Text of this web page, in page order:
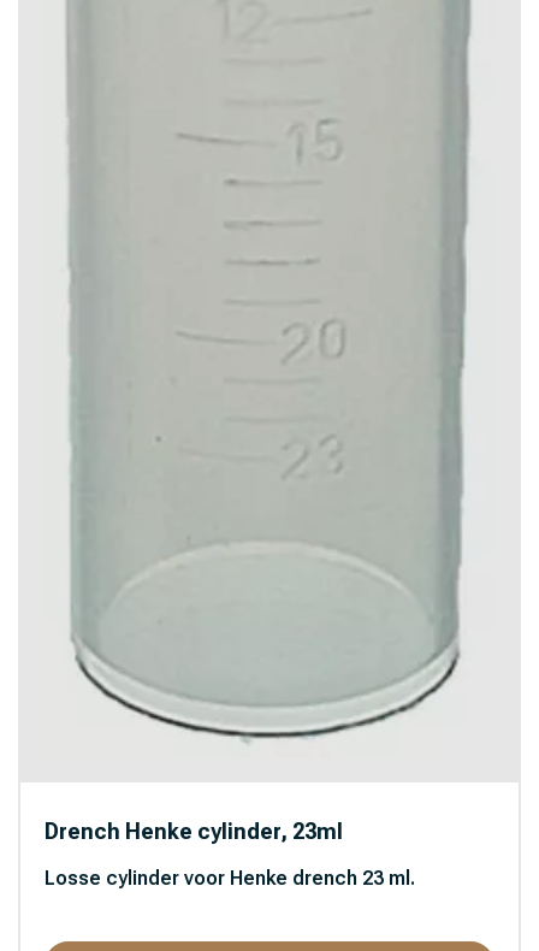
Drench Henke cylinder, 23ml
Losse cylinder voor Henke drench 23 ml.